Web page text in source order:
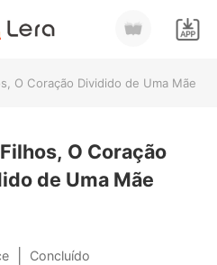
O Coração Dividido de Uma Mãe
0
O Coração
de Uma Mãe
Concluído